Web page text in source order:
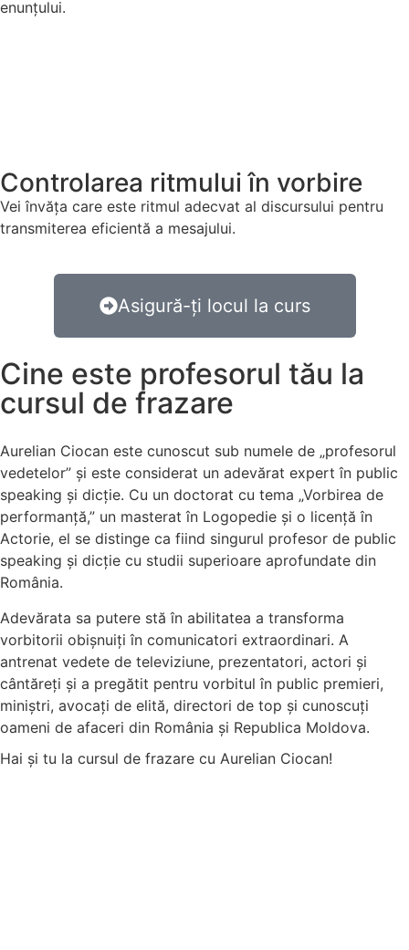
enunțului.
Controlarea ritmului în vorbire
Vei învăța care este ritmul adecvat al discursului pentru
transmiterea eficientă a mesajului.
Asigură-ți locul la curs
Cine este profesorul tău la
cursul de frazare
Aurelian Ciocan este cunoscut sub numele de „profesorul
vedetelor” și este considerat un adevărat expert în public
speaking și dicție. Cu un doctorat cu tema „Vorbirea de
performanță,” un masterat în Logopedie și o licență în
Actorie, el se distinge ca fiind singurul profesor de public
speaking și dicție cu studii superioare aprofundate din
România.
Adevărata sa putere stă în abilitatea a transforma
vorbitorii obișnuiți în comunicatori extraordinari. A
antrenat vedete de televiziune, prezentatori, actori și
cântăreți și a pregătit pentru vorbitul în public premieri,
miniștri, avocați de elită, directori de top și cunoscuți
oameni de afaceri din România și Republica Moldova.
Hai și tu la cursul de frazare cu Aurelian Ciocan!